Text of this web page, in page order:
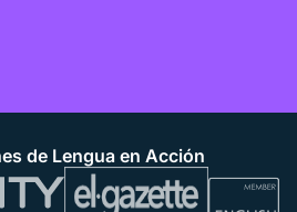
de Lengua en Acción